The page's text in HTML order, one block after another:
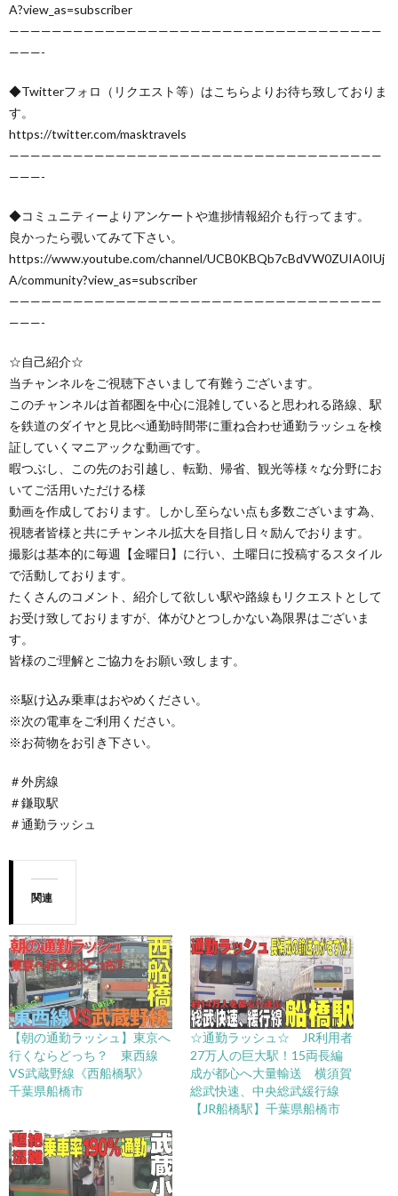
A?view_as=subscriber
———————————————————————————————————
———-
◆Twitterフォロ（リクエスト等）はこちらよりお待ち致しておりま
す。
https://twitter.com/masktravels
———————————————————————————————————
———-
◆コミュニティーよりアンケートや進捗情報紹介も行ってます。
良かったら覗いてみて下さい。
https://www.youtube.com/channel/UCB0KBQb7cBdVW0ZUIA0IUj
A/community?view_as=subscriber
———————————————————————————————————
———-
☆自己紹介☆
当チャンネルをご視聴下さいまして有難うございます。
このチャンネルは首都圏を中心に混雑していると思われる路線、駅
を鉄道のダイヤと見比べ通勤時間帯に重ね合わせ通勤ラッシュを検
証していくマニアックな動画です。
暇つぶし、この先のお引越し、転勤、帰省、観光等様々な分野にお
いてご活用いただける様
動画を作成しております。しかし至らない点も多数ございます為、
視聴者皆様と共にチャンネル拡大を目指し日々励んでおります。
撮影は基本的に毎週【金曜日】に行い、土曜日に投稿するスタイル
で活動しております。
たくさんのコメント、紹介して欲しい駅や路線もリクエストとして
お受け致しておりますが、体がひとつしかない為限界はございま
す。
皆様のご理解とご協力をお願い致します。
※駆け込み乗車はおやめください。
※次の電車をご利用ください。
※お荷物をお引き下さい。
＃外房線
＃鎌取駅
＃通勤ラッシュ
関連
【朝の通勤ラッシュ】東京へ
行くならどっち？ 東西線
VS武蔵野線《西船橋駅》
千葉県船橋市
☆通勤ラッシュ☆ JR利用者
27万人の巨大駅！15両長編
成が都心へ大量輸送 横須賀
総武快速、中央総武緩行線
【JR船橋駅】千葉県船橋市